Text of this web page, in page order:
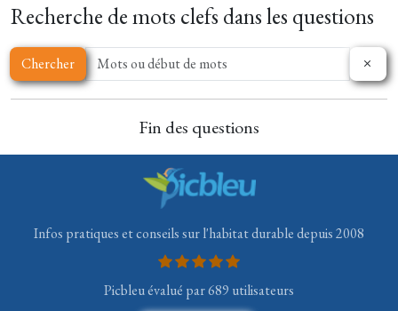
Recherche de mots clefs dans les questions
Chercher
Fin des questions
Infos pratiques et conseils sur l'habitat durable depuis 2008
Picbleu évalué par 689 utilisateurs